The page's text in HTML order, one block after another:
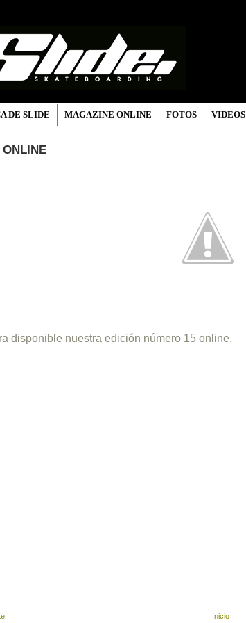
DE SLIDE MAGAZINE ONLINE FOTOS VIDEOS
ONLINE
disponible nuestra edición número 15 online.
Inicio